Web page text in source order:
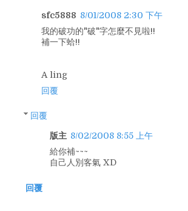
sfc5888 8/01/2008 2:30 下午
我的破功的"破"字怎麼不見啦!!
補一下蛤!!
A ling
回覆
回覆
版主 8/02/2008 8:55 上午
給你補~~~
自己人別客氣 XD
回覆